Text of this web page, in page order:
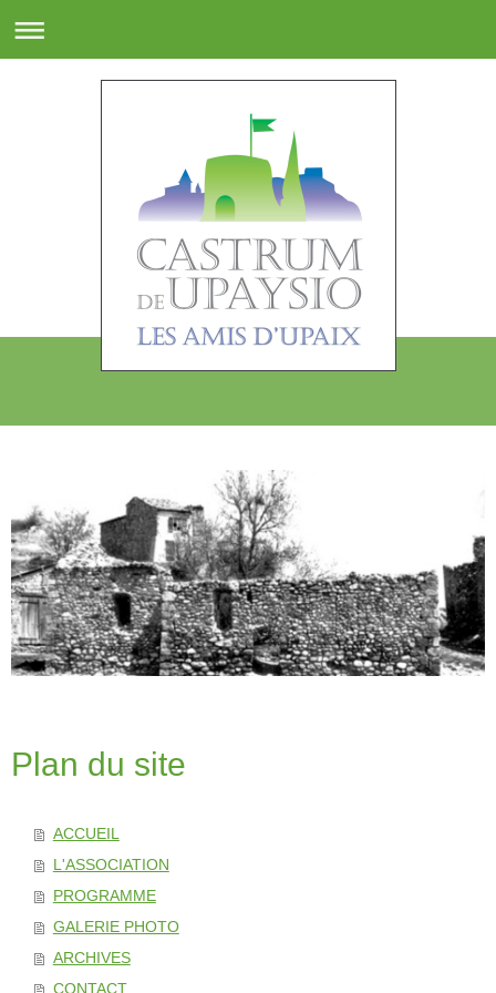
Plan du site
ACCUEIL
L'ASSOCIATION
PROGRAMME
GALERIE PHOTO
ARCHIVES
CONTACT